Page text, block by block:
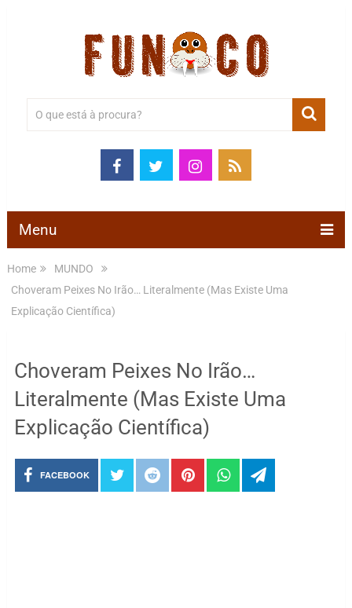
Menu
Home
MUNDO
Choveram Peixes No Irão… Literalmente (Mas Existe Uma
Explicação Científica)
Choveram Peixes No Irão…
Literalmente (Mas Existe Uma
Explicação Científica)
FACEBOOK